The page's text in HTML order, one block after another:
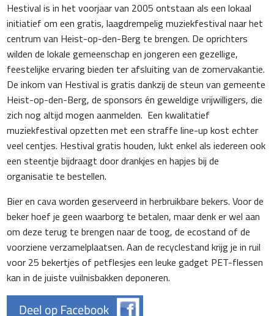
Hestival is in het voorjaar van 2005 ontstaan als een lokaal
initiatief om een gratis, laagdrempelig muziekfestival naar het
centrum van Heist-op-den-Berg te brengen. De oprichters
wilden de lokale gemeenschap en jongeren een gezellige,
feestelijke ervaring bieden ter afsluiting van de zomervakantie.
De inkom van Hestival is gratis dankzij de steun van gemeente
Heist-op-den-Berg, de sponsors én geweldige vrijwilligers, die
zich nog altijd mogen aanmelden. Een kwalitatief
muziekfestival opzetten met een straffe line-up kost echter
veel centjes. Hestival gratis houden, lukt enkel als iedereen ook
een steentje bijdraagt door drankjes en hapjes bij de
organisatie te bestellen.
Bier en cava worden geserveerd in herbruikbare bekers. Voor de
beker hoef je geen waarborg te betalen, maar denk er wel aan
om deze terug te brengen naar de toog, de ecostand of de
voorziene verzamelplaatsen. Aan de recyclestand krijg je in ruil
voor 25 bekertjes of petflesjes een leuke gadget PET-flessen
kan in de juiste vuilnisbakken deponeren.